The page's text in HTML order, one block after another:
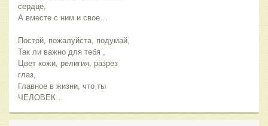
сердце,
А вместе с ним и свое…
Постой, пожалуйста, подумай,
Так ли важно для тебя ,
Цвет кожи, религия, разрез
глаз,
Главное в жизни, что ты
ЧЕЛОВЕК…